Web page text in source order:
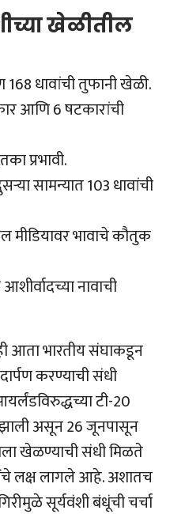
खेळीतील
धावांची तुफानी खेळी.
आणि 6 षटकारांची
प्रभावी.
सामन्यात 103 धावांची
मीडियावर भावाचे कौतुक
नावाची
आता भारतीय संघाकडून
करण्याची संधी
टी-20
झाली असून 26 जूनपासून
खेळण्याची संधी मिळते
लक्ष लागले आहे. अशातच
सूर्यवंशी बंधूंची चर्चा